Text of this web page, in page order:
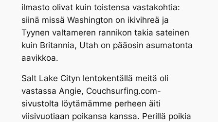
ilmasto olivat kuin toistensa vastakohtia:
siinä missä Washington on ikivihreä ja
Tyynen valtameren rannikon takia sateinen
kuin Britannia, Utah on pääosin asumatonta
aavikkoa.
Salt Lake Cityn lentokentällä meitä oli
vastassa Angie, Couchsurfing.com-
sivustolta löytämämme perheen äiti
viisivuotiaan poikansa kanssa. Perillä poikia